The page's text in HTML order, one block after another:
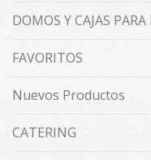
DOMOS Y CAJAS
FAVORITOS
Nuevos Productos
CATERING